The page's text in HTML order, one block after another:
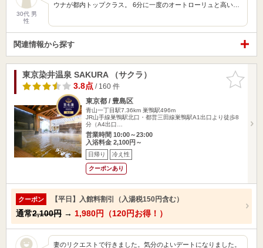
30代 男
性
ウナが都内トップクラス。 6分に一度のオートローリュと高い…
関連情報から探す
お気に入
りに追加
東京染井温泉 SAKURA （サクラ）
3.8点/ 160 件
東京都 / 豊島区
青山一丁目駅7.36km 巣鴨駅496m
JR山手線巣鴨駅北口・都営三田線巣鴨駅A1出口より徒歩8
分（A4出口…
営業時間 10:00～23:00
入浴料金 2,100円～
日帰り 冷え性
クーポンあり
クーポン 【平日】入館料割引（入湯税150円含む）
通常2,100円 → 1,980円（120円お得！）
妻のリクエストで行きました。気分のよいデートになりました。